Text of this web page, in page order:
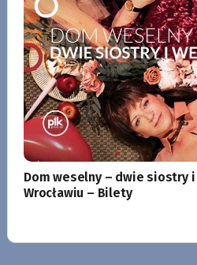
Dom weselny – dwie siostry
Wrocławiu – Bilety